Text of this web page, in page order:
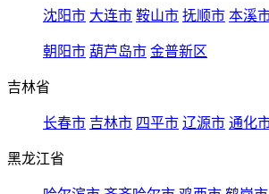
沈阳市 大连市 鞍山市 抚顺市 本溪
朝阳市 葫芦岛市 金普新区
吉林省
长春市 吉林市 四平市 辽源市 通化
黑龙江省